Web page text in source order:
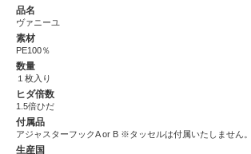
品名
ヴァニーユ
素材
PE100％
数量
１枚入り
ヒダ倍数
1.5倍ひだ
付属品
アジャスターフックA or B ※タッセルは付属いたしません。
生産国